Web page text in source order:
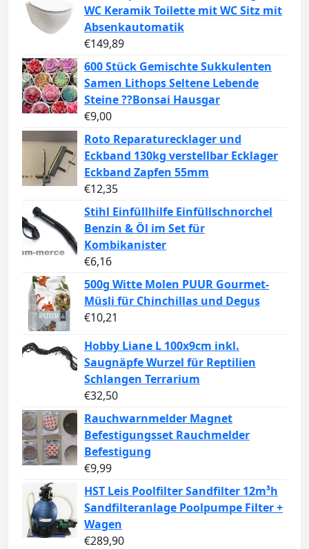
WC Keramik Toilette mit WC Sitz mit
Absenkautomatik
€149,89
600 Stück Gemischte Sukkulenten
Samen Lithops Seltene Lebende
Steine ??Bonsai Hausgar
€9,00
Roto Reparaturecklager und
Eckband 130kg verstellbar Ecklager
Eckband Zapfen 55mm
€12,35
Stihl Einfüllhilfe Einfüllschnorchel
Benzin & Öl im Set für
Kombikanister
€6,16
500g Witte Molen PUUR Gourmet-
Müsli für Chinchillas und Degus
€10,21
Hobby Liane L 100x9cm inkl.
Saugnäpfe Wurzel für Reptilien
Schlangen Terrarium
€32,50
Rauchwarnmelder Magnet
Befestigungsset Rauchmelder
Befestigung
€9,99
HST Leis Poolfilter Sandfilter 12m³h
Sandfilteranlage Poolpumpe Filter +
Wagen
€289,90